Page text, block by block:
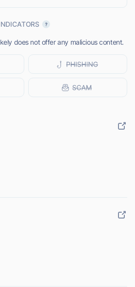
does not offer any malicious content.